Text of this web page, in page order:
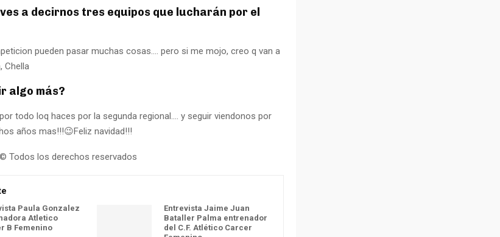
a decirnos tres equipos que lucharán por el
pueden pasar muchas cosas…. pero si me mojo, creo q van a
Chella
algo más?
todo loq haces por la segunda regional…. y seguir viendonos por
años mas!!!😉Feliz navidad!!!
Todos los derechos reservados
Paula Gonzalez
Atletico
B Femenino
Entrevista Jaime Juan
Bataller Palma entrenador
del C.F. Atlético Carcer